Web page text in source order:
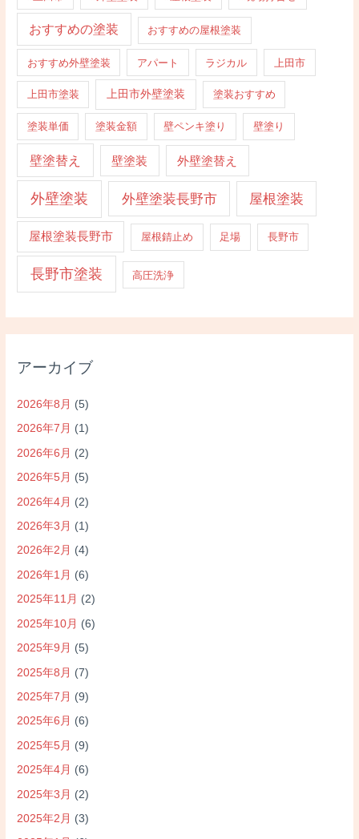
おすすめの塗装 おすすめの屋根塗装
おすすめ外壁塗装 アパート ラジカル 上田市
上田市塗装 上田市外壁塗装 塗装おすすめ
塗装単価 塗装金額 壁ペンキ塗り 壁塗り
壁塗替え 壁塗装 外壁塗替え
外壁塗装 外壁塗装長野市 屋根塗装
屋根塗装長野市 屋根錆止め 足場 長野市
長野市塗装 高圧洗浄
アーカイブ
2026年8月 (5)
2026年7月 (1)
2026年6月 (2)
2026年5月 (5)
2026年4月 (2)
2026年3月 (1)
2026年2月 (4)
2026年1月 (6)
2025年11月 (2)
2025年10月 (6)
2025年9月 (5)
2025年8月 (7)
2025年7月 (9)
2025年6月 (6)
2025年5月 (9)
2025年4月 (6)
2025年3月 (2)
2025年2月 (3)